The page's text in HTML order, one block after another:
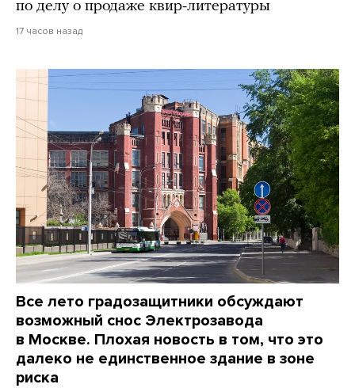
по делу о продаже квир-литературы
17 часов назад
Все лето градозащитники обсуждают
возможный снос Электрозавода
в Москве. Плохая новость в том, что это
далеко не единственное здание в зоне
риска